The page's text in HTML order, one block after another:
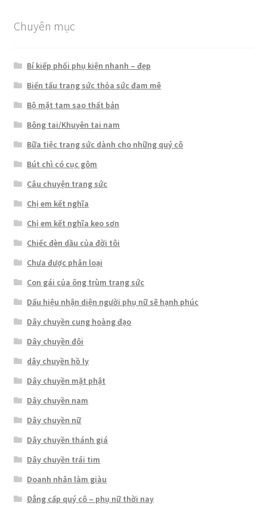
Chuyên mục
Bí kiếp phối phụ kiện nhanh – đẹp
Biến tấu trang sức thỏa sức đam mê
Bộ mặt tam sao thất bản
Bông tai/Khuyên tai nam
Bữa tiệc trang sức dành cho những quý cô
Bút chì có cục gôm
Câu chuyện trang sức
Chị em kết nghĩa
Chị em kết nghĩa keo sơn
Chiếc đèn dầu của đời tôi
Chưa được phân loại
Con gái của ông trùm trang sức
Dấu hiệu nhận diện người phụ nữ sẽ hạnh phúc
Dây chuyền cung hoàng đạo
Dây chuyền đôi
dây chuyền hồ ly
Dây chuyền mặt phật
Dây chuyền nam
Dây chuyền nữ
Dây chuyền thánh giá
Dây chuyền trái tim
Doanh nhân làm giàu
Đẳng cấp quý cô – phụ nữ thời nay